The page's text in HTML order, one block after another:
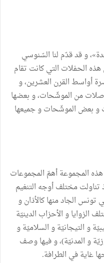
و قد قدّم لنا السّنوسي
الحفلات التي كانت تقام
أواسط القرن العشرين، و
من الموشّحات، و بعضها
و بعض الموشّحات و جميعها
هذه المجموعة أهمّ المجموعات
إذ تناولت مختلف أوجه التنغيم
الجاد منها كالأذان و
الزوايا و الأحزاب الدينيّة
و التيجانيّة و السلاميّة و
و المدنيّة)، و فيها وصف
غاية في الطرافة.